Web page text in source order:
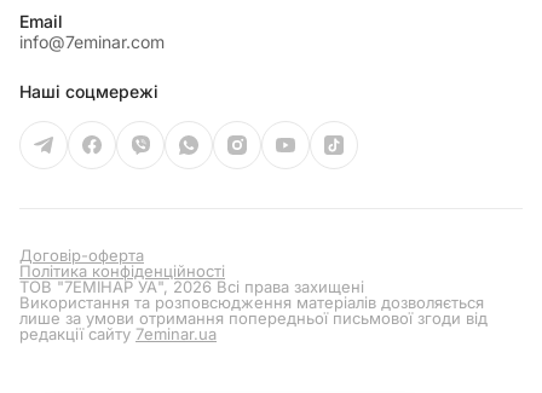
Email
info@7eminar.com
Наші соцмережі
Договір-оферта
Політика конфіденційності
ТОВ "7ЕМІНАР УА", 2026 Всі права захищені
Використання та розповсюдження матеріалів дозволяється
лише за умови отримання попередньої письмової згоди від
редакції сайту 7eminar.ua